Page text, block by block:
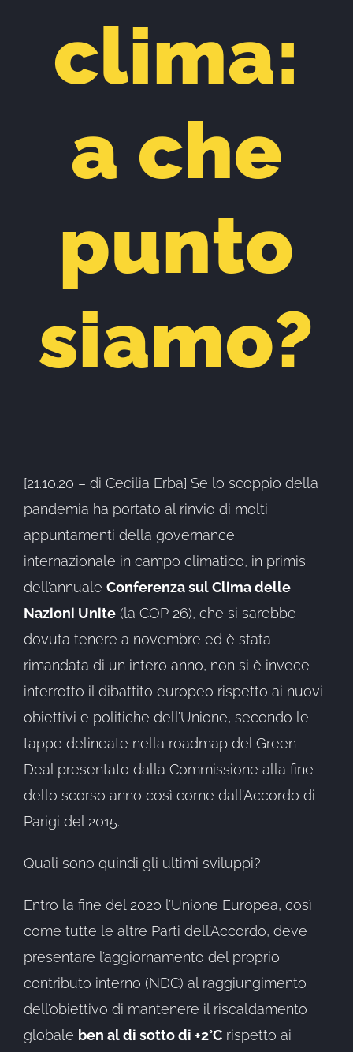
clima:
a che
punto
siamo?
[21.10.20 – di Cecilia Erba] Se lo scoppio della
pandemia ha portato al rinvio di molti
appuntamenti della governance
internazionale in campo climatico, in primis
dell’annuale Conferenza sul Clima delle
Nazioni Unite (la COP 26), che si sarebbe
dovuta tenere a novembre ed è stata
rimandata di un intero anno, non si è invece
interrotto il dibattito europeo rispetto ai nuovi
obiettivi e politiche dell’Unione, secondo le
tappe delineate nella roadmap del Green
Deal presentato dalla Commissione alla fine
dello scorso anno così come dall’Accordo di
Parigi del 2015.
Quali sono quindi gli ultimi sviluppi?
Entro la fine del 2020 l’Unione Europea, così
come tutte le altre Parti dell’Accordo, deve
presentare l’aggiornamento del proprio
contributo interno (NDC) al raggiungimento
dell’obiettivo di mantenere il riscaldamento
globale ben al di sotto di +2°C rispetto ai